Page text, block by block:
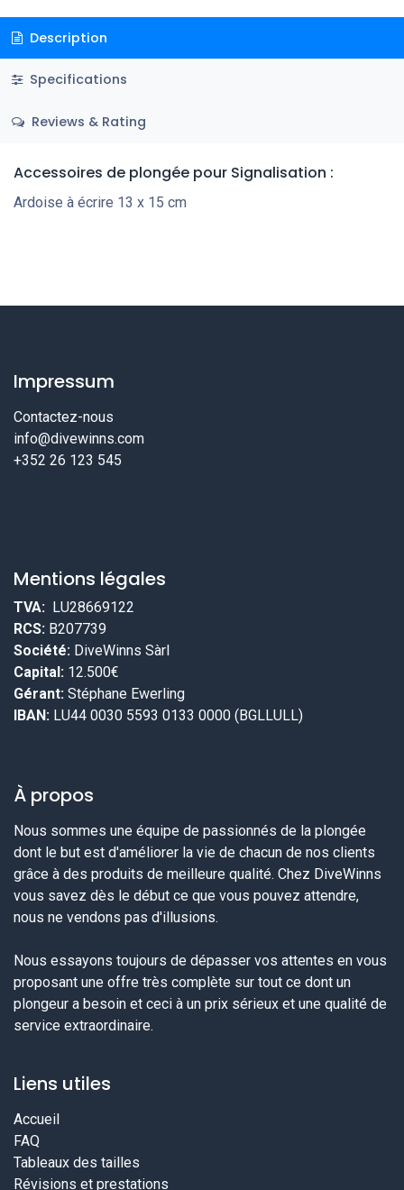
Description
Specifications
Reviews & Rating
Accessoires de plongée pour Signalisation :
Ardoise à écrire 13 x 15 cm
Impressum
Contactez-nous
info@divewinns.com
+352 26 123 545
Mentions légales
TVA: LU28669122
RCS: B207739
Société: DiveWinns Sàrl
Capital: 12.500€
Gérant: Stéphane Ewerling
IBAN: LU44 0030 5593 0133 0000 (BGLLULL)
À propos
Nous sommes une équipe de passionnés de la plongée
dont le but est d'améliorer la vie de chacun de nos clients
grâce à des produits de meilleure qualité. Chez DiveWinns
vous savez dès le début ce que vous pouvez attendre,
nous ne vendons pas d'illusions.
Nous essayons toujours de dépasser vos attentes en vous
proposant une offre très complète sur tout ce dont un
plongeur a besoin et ceci à un prix sérieux et une qualité de
service extraordinaire.
Liens utiles
Accueil
FAQ
Tableaux des tailles
Révisions et prestations